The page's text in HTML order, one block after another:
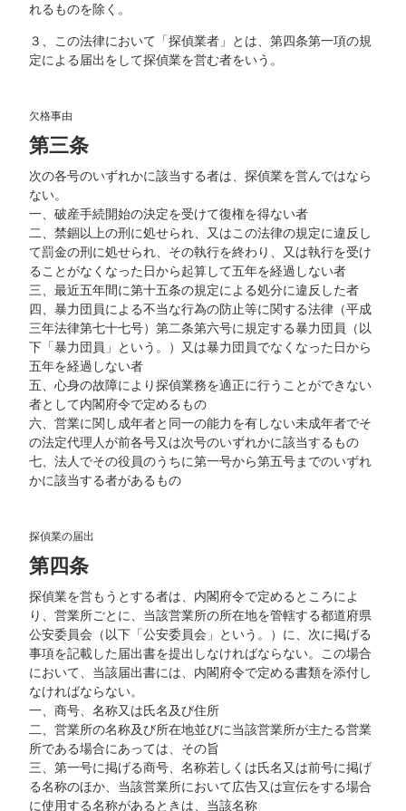
れるものを除く。
３、この法律において「探偵業者」とは、第四条第一項の規
定による届出をして探偵業を営む者をいう。
欠格事由
第三条
次の各号のいずれかに該当する者は、探偵業を営んではなら
ない。
一、破産手続開始の決定を受けて復権を得ない者
二、禁錮以上の刑に処せられ、又はこの法律の規定に違反し
て罰金の刑に処せられ、その執行を終わり、又は執行を受け
ることがなくなった日から起算して五年を経過しない者
三、最近五年間に第十五条の規定による処分に違反した者
四、暴力団員による不当な行為の防止等に関する法律（平成
三年法律第七十七号）第二条第六号に規定する暴力団員（以
下「暴力団員」という。）又は暴力団員でなくなった日から
五年を経過しない者
五、心身の故障により探偵業務を適正に行うことができない
者として内閣府令で定めるもの
六、営業に関し成年者と同一の能力を有しない未成年者でそ
の法定代理人が前各号又は次号のいずれかに該当するもの
七、法人でその役員のうちに第一号から第五号までのいずれ
かに該当する者があるもの
探偵業の届出
第四条
探偵業を営もうとする者は、内閣府令で定めるところによ
り、営業所ごとに、当該営業所の所在地を管轄する都道府県
公安委員会（以下「公安委員会」という。）に、次に掲げる
事項を記載した届出書を提出しなければならない。この場合
において、当該届出書には、内閣府令で定める書類を添付し
なければならない。
一、商号、名称又は氏名及び住所
二、営業所の名称及び所在地並びに当該営業所が主たる営業
所である場合にあっては、その旨
三、第一号に掲げる商号、名称若しくは氏名又は前号に掲げ
る名称のほか、当該営業所において広告又は宣伝をする場合
に使用する名称があるときは、当該名称